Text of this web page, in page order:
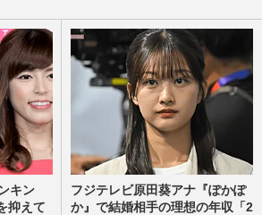
キン
抑えて
フジテレビ原田葵アナ『ぽかぽ
か』で結婚相手の理想の年収「2